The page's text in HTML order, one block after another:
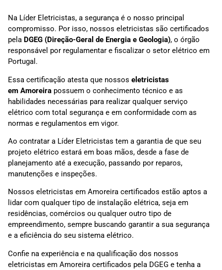
Na Líder Eletricistas, a segurança é o nosso principal
compromisso. Por isso, nossos eletricistas são certificados
pela DGEG (Direção-Geral de Energia e Geologia), o órgão
responsável por regulamentar e fiscalizar o setor elétrico em
Portugal.
Essa certificação atesta que nossos eletricistas
em Amoreira possuem o conhecimento técnico e as
habilidades necessárias para realizar qualquer serviço
elétrico com total segurança e em conformidade com as
normas e regulamentos em vigor.
Ao contratar a Líder Eletricistas tem a garantia de que seu
projeto elétrico estará em boas mãos, desde a fase de
planejamento até a execução, passando por reparos,
manutenções e inspeções.
Nossos eletricistas em Amoreira certificados estão aptos a
lidar com qualquer tipo de instalação elétrica, seja em
residências, comércios ou qualquer outro tipo de
empreendimento, sempre buscando garantir a sua segurança
e a eficiência do seu sistema elétrico.
Confie na experiência e na qualificação dos nossos
eletricistas em Amoreira certificados pela DGEG e tenha a